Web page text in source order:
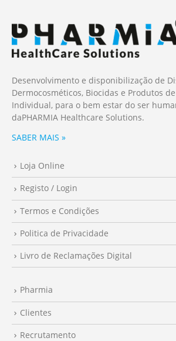
Desenvolvimento e disponibilização de
Dermocosméticos, Biocidas e Produtos
Individual, para o bem estar do ser
daPHARMIA Healthcare Solutions.
SABER MAIS »
Loja Online
Registo / Login
Termos e Condições
Politica de Privacidade
Livro de Reclamações Digital
Pharmia
Clientes
Recrutamento